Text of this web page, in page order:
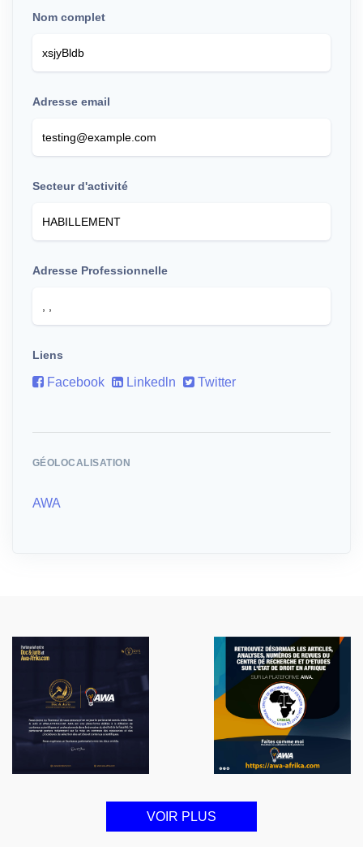
Nom complet
Adresse email
Secteur d'activité
Adresse Professionnelle
Liens
Facebook Linkedln Twitter
GÉOLOCALISATION
AWA
VOIR PLUS